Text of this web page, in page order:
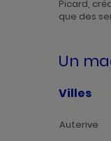
Picard,
que des
Un
Villes
Auterive